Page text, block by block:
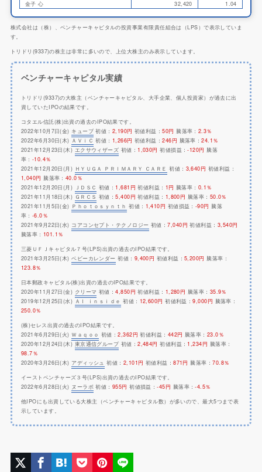
金子 心 32,420 1.04
株式会社は（株）、ベンチャーキャピタルの投資事業有限責任組合は（LPS）で表示していま
す。
トリドリ(9337)の株主は非常に多いので、上位大株主のみ表示しています。
ベンチャーキャピタル実績
トリドリ(9337)の大株主（ベンチャーキャピタル、大手企業、個人投資家）が過去に出
資していたIPOの結果です。
コタエル信託(株)出資の過去のIPO結果です。
2022年10月7日(金) キューブ 初値： 2,190円 初値利益：50円 騰落率： 2.3％
2022年6月30日(木) ＡＶｉＣ 初値： 1,266円 初値利益：246円 騰落率：24.1％
2021年12月23日(木) エクサウィザーズ 初値： 1,030円 初値損益：-120円 騰落
率： -10.4％
2021年12月20日(月) ＨＹＵＧＡ ＰＲＩＭＡＲＹ ＣＡＲＥ 初値： 3,640円 初値利益：
1,040円 騰落率： 40.0％
2021年12月20日(月) ＪＤＳＣ 初値： 1,681円 初値利益： 1円 騰落率： 0.1％
2021年11月18日(木) ＧＲＣＳ 初値：5,400円 初値利益： 1,800円 騰落率： 50.0％
2021年11月5日(金) Ｐｈｏｔｏｓｙｎｔｈ 初値： 1,410円 初値損益： -90円 騰落
率： -6.0％
2021年9月22日(水) コアコンセプト・テクノロジー 初値：7,040円 初値利益： 3,540円
騰落率： 101.1％
三菱ＵＦＪキャピタル７号(LPS)出資の過去のIPO結果です。
2021年3月25日(木)ベビーカレンダー 初値： 9,400円 初値利益：5,200円 騰落率：
123.8％
日本郵政キャピタル(株)出資の過去のIPO結果です。
2020年11月27日(金) クリーマ 初値：4,850円 初値利益： 1,280円 騰落率： 35.9％
2019年12月25日(水) ＡＩ ｉｎｓｉｄｅ 初値： 12,600円 初値利益：9,000円 騰落率：
250.0％
(株)セレス出資の過去のIPO結果です。
2021年6月29日(火) Ｗａｑｏｏ 初値：2,362円 初値利益： 442円 騰落率： 23.0％
2020年12月24日(木) 東京通信グループ初値：2,484円 初値利益： 1,234円 騰落率：
98.7％
2020年3月26日(木) アディッシュ 初値： 2,101円 初値利益：871円 騰落率：70.8％
イーストベンチャーズ３号(LPS)出資の過去のIPO結果です。
2022年6月28日(火) ヌーラボ 初値： 955円 初値損益：-45円 騰落率：-4.5％
他IPOにも出資している大株主（ベンチャーキャピタル数）が多いので、最大5つまで表
示しています。